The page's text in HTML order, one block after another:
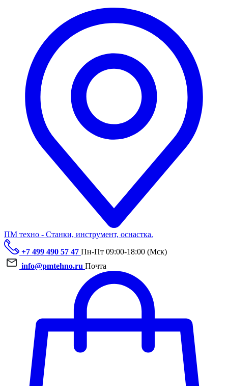
ПМ техно - Станки, инструмент, оснастка.
+7 499 490 57 47 Пн-Пт 09:00-18:00 (Мск)
info@pmtehno.ru Почта